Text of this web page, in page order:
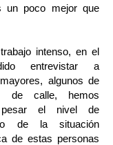
un poco mejor que
intenso, en el
entrevistar a
algunos de
de calle, hemos
pesar el nivel de
de la situación
de estas personas